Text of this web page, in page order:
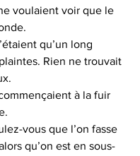
voulaient voir que le
qu’un long
Rien ne trouvait
à la fuir
qu’on est en sous-